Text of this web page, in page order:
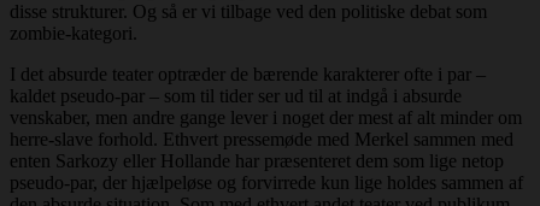
disse strukturer. Og så er vi tilbage ved den politiske debat som
zombie-kategori.
I det absurde teater optræder de bærende karakterer ofte i par –
kaldet pseudo-par – som til tider ser ud til at indgå i absurde
venskaber, men andre gange lever i noget der mest af alt minder om
herre-slave forhold. Ethvert pressemøde med Merkel sammen med
enten Sarkozy eller Hollande har præsenteret dem som lige netop
pseudo-par, der hjælpeløse og forvirrede kun lige holdes sammen af